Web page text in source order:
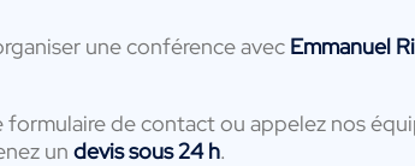
une conférence avec Emmanuel
formulaire de contact ou appelez nos
un devis sous 24 h.